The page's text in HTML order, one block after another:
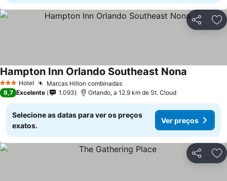
Partilhar
3 EstrelasHotel Marcas Hilton combinadasVer preços
Hampton Inn Orlando Southeast Nona
8,7 Excelente 1.093 Orlando, a 12.9 km de St. Cloud
Selecione as datas para ver os preços
exatos.
Ver preços
Partilhar